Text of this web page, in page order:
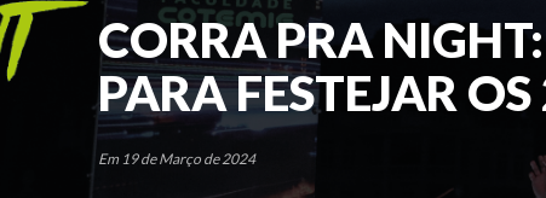
CORRA PRA
PARA FESTEJAR
Em 19 de Março de 2024